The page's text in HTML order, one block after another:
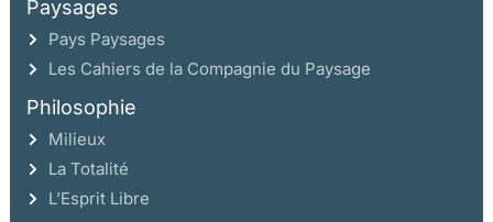
Paysages
Pays Paysages
Les Cahiers de la Compagnie du Paysage
Philosophie
Milieux
La Totalité
L’Esprit Libre